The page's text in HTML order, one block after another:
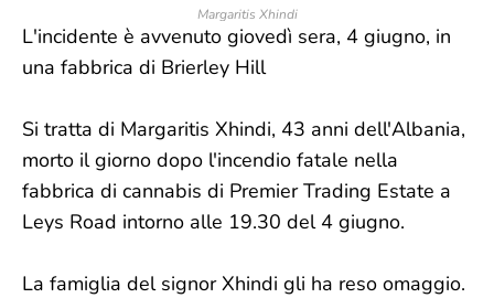
Margaritis Xhindi
L'incidente è avvenuto giovedì sera, 4 giugno, in
una fabbrica di Brierley Hill
Si tratta di Margaritis Xhindi, 43 anni dell'Albania,
morto il giorno dopo l'incendio fatale nella
fabbrica di cannabis di Premier Trading Estate a
Leys Road intorno alle 19.30 del 4 giugno.
La famiglia del signor Xhindi gli ha reso omaggio.